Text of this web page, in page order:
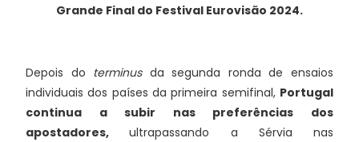
Grande Final do Festival Eurovisão 2024.
Depois do terminusda segunda ronda de ensaios
individuais dos países da primeira semifinal, Portugal
continua a subir nas preferências dos
apostadores,ultrapassando a Sérvia nas